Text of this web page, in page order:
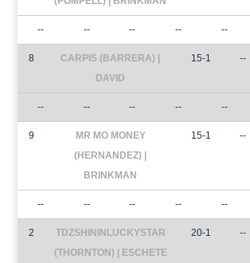
-- -- -- -- --
8
CARPIS (BARRERA) |
DAVID
15-1 --
-- -- -- -- --
9
MR MO MONEY
(HERNANDEZ) |
BRINKMAN
15-1 --
-- -- -- -- --
2
TDZSHININLUCKYSTAR
(THORNTON) | ESCHETE
20-1 --